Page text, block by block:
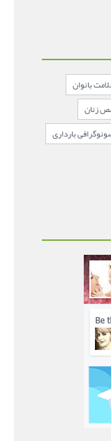
بانوان
زنان
بارداری